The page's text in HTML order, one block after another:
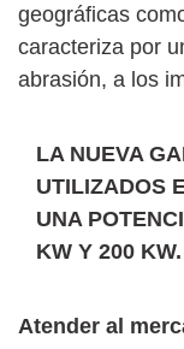
geográficas
caracteriza por
abrasión, a los
LA NUEVA
UTILIZADOS
UNA
KW Y 200 KW.
Atender al